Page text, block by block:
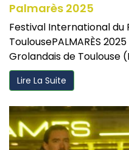
Palmarès 2025
Festival International du
ToulousePALMARÈS
Grolandais de Toulouse
Lire La Suite